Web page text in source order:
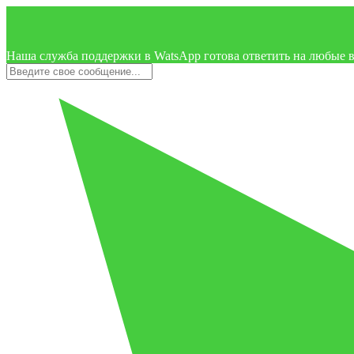
Наша служба поддержки в WatsApp готова ответить на любые